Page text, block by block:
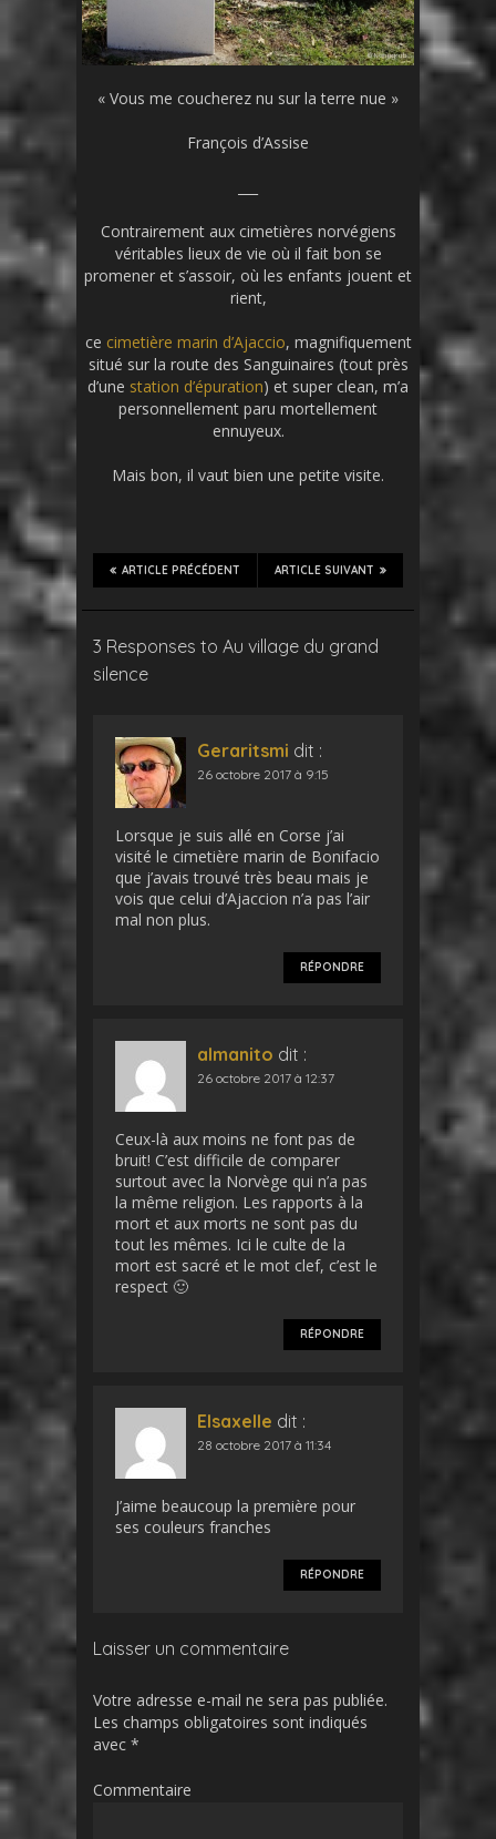
« Vous me coucherez nu sur la terre nue »
François d’Assise
Contrairement aux cimetières norvégiens
véritables lieux de vie où il fait bon se
promener et s’assoir, où les enfants jouent et
rient,
ce cimetière marin d’Ajaccio, magnifiquement
situé sur la route des Sanguinaires (tout près
d’une station d’épuration) et super clean, m’a
personnellement paru mortellement
ennuyeux.
Mais bon, il vaut bien une petite visite.
ARTICLE SUIVANT
ARTICLE PRÉCÉDENT
3 Responses to Au village du grand
silence
Geraritsmi dit :
26 octobre 2017 à 9:15
Lorsque je suis allé en Corse j’ai
visité le cimetière marin de Bonifacio
que j’avais trouvé très beau mais je
vois que celui d’Ajaccion n’a pas l’air
mal non plus.
RÉPONDRE
almanito dit :
26 octobre 2017 à 12:37
Ceux-là aux moins ne font pas de
bruit! C’est difficile de comparer
surtout avec la Norvège qui n’a pas
la même religion. Les rapports à la
mort et aux morts ne sont pas du
tout les mêmes. Ici le culte de la
mort est sacré et le mot clef, c’est le
respect 🙂
RÉPONDRE
Elsaxelle dit :
28 octobre 2017 à 11:34
J’aime beaucoup la première pour
ses couleurs franches
RÉPONDRE
Laisser un commentaire
Votre adresse e-mail ne sera pas publiée.
Les champs obligatoires sont indiqués
avec *
Commentaire